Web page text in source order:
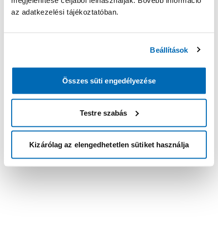
az adatkezelési tájékoztatóban.
Beállítások
Összes süti engedélyezése
Testre szabás
Kizárólag az elengedhetetlen sütiket használja